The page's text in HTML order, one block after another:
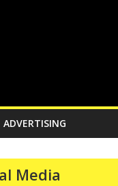
ADVERTISING
Media